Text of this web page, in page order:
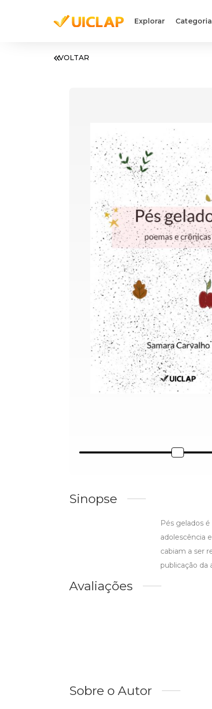
Explorar
VOLTAR
Sinopse
Pés gelados
adolescência
cabiam a ser
publicação da
Avaliações
Sobre o Autor